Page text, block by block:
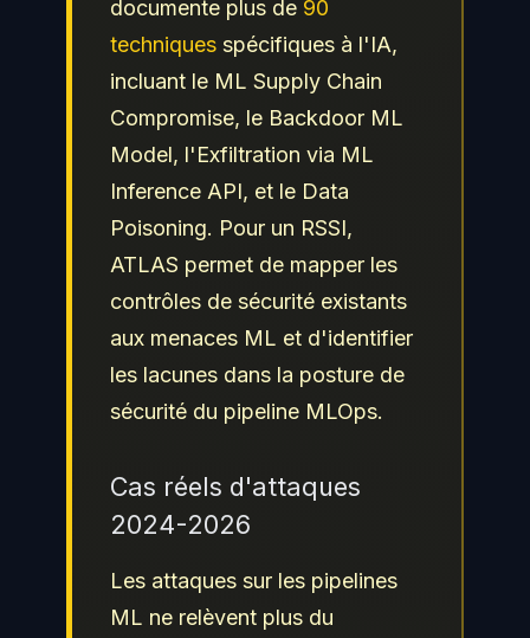
documente plus de 90
techniques spécifiques à l'IA,
incluant le ML Supply Chain
Compromise, le Backdoor ML
Model, l'Exfiltration via ML
Inference API, et le Data
Poisoning. Pour un RSSI,
ATLAS permet de mapper les
contrôles de sécurité existants
aux menaces ML et d'identifier
les lacunes dans la posture de
sécurité du pipeline MLOps.
Cas réels d'attaques
2024-2026
Les attaques sur les pipelines
ML ne relèvent plus du